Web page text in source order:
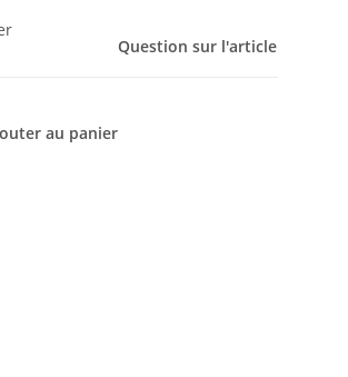
Question sur l'article
au panier